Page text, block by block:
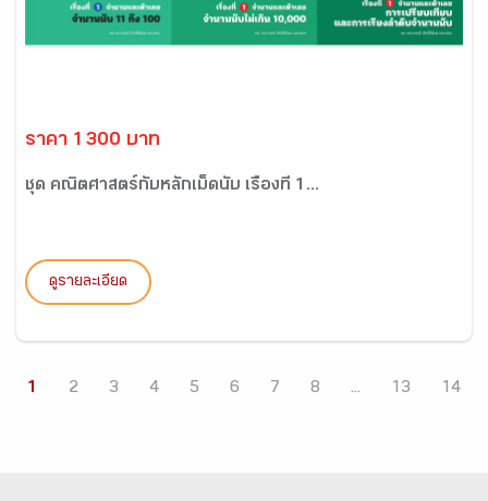
ราคา 1300 บาท
ชุด คณิตศาสตร์กับหลักเม็ดนับ เรื่องที่ 1...
ดูรายละเอียด
1 2 3 4 5 6 7 8 ... 13 14